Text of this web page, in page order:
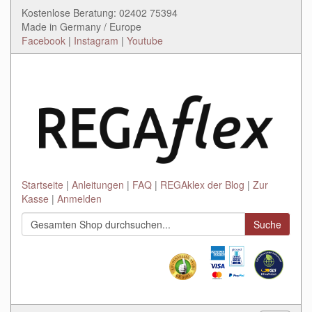
Kostenlose Beratung: 02402 75394
Made in Germany / Europe
Facebook | Instagram | Youtube
Startseite Anleitungen FAQ REGAklex der Blog
Zur
Kasse
Anmelden
Suche